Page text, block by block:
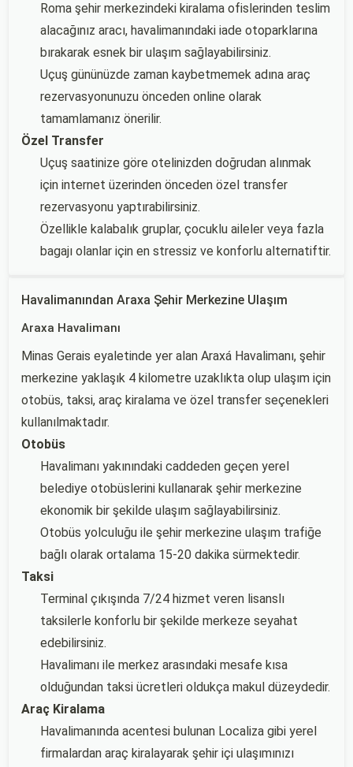
Roma şehir merkezindeki kiralama ofislerinden teslim
alacağınız aracı, havalimanındaki iade otoparklarına
bırakarak esnek bir ulaşım sağlayabilirsiniz.
Uçuş gününüzde zaman kaybetmemek adına araç
rezervasyonunuzu önceden online olarak
tamamlamanız önerilir.
Özel Transfer
Uçuş saatinize göre otelinizden doğrudan alınmak
için internet üzerinden önceden özel transfer
rezervasyonu yaptırabilirsiniz.
Özellikle kalabalık gruplar, çocuklu aileler veya fazla
bagajı olanlar için en stressiz ve konforlu alternatiftir.
Havalimanından Araxa Şehir Merkezine Ulaşım
Araxa Havalimanı
Minas Gerais eyaletinde yer alan Araxá Havalimanı, şehir
merkezine yaklaşık 4 kilometre uzaklıkta olup ulaşım için
otobüs, taksi, araç kiralama ve özel transfer seçenekleri
kullanılmaktadır.
Otobüs
Havalimanı yakınındaki caddeden geçen yerel
belediye otobüslerini kullanarak şehir merkezine
ekonomik bir şekilde ulaşım sağlayabilirsiniz.
Otobüs yolculuğu ile şehir merkezine ulaşım trafiğe
bağlı olarak ortalama 15-20 dakika sürmektedir.
Taksi
Terminal çıkışında 7/24 hizmet veren lisanslı
taksilerle konforlu bir şekilde merkeze seyahat
edebilirsiniz.
Havalimanı ile merkez arasındaki mesafe kısa
olduğundan taksi ücretleri oldukça makul düzeydedir.
Araç Kiralama
Havalimanında acentesi bulunan Localiza gibi yerel
firmalardan araç kiralayarak şehir içi ulaşımınızı